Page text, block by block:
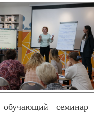
семинар